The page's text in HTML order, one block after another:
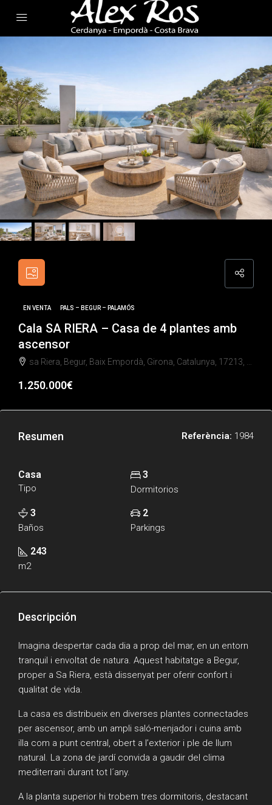
EN VENTA PALS – BEGUR – PALAMÓS
Cala SA RIERA – Casa de 4 plantes amb
ascensor
sa Riera, Begur, Baix Empordà, Girona, Catalunya, 17213, España
1.250.000€
Resumen Referència: 1984
Casa
Tipo
3
Dormitorios
3
Baños
2
Parkings
243
m2
Descripción
Imagina despertar cada dia a prop del mar, en un entorn
tranquil i envoltat de natura. Aquest habitatge a Begur,
proper a Sa Riera, està dissenyat per oferir confort i
qualitat de vida.
La casa es distribueix en diverses plantes connectades
per ascensor, amb un ampli saló-menjador i cuina amb
illa com a punt central, obert a l’exterior i ple de llum
natural. La zona de jardí convida a gaudir del clima
mediterrani durant tot l´any.
A la planta superior hi trobem tres dormitoris, destacant